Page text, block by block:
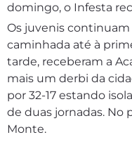
domingo, o Infesta
Os juvenis
caminhada até à
tarde, receberam a
mais um derbi da
por 32-17 estando
de duas jornadas. No
Monte.